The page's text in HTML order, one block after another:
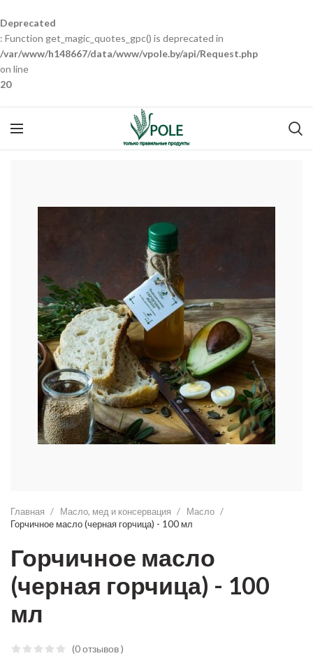
Deprecated
: Function get_magic_quotes_gpc() is deprecated in
/var/www/h148667/data/www/vpole.by/api/Request.php
on line
20
Главная Масло, мед и консервация
Масло
Горчичное масло (черная горчица) - 100 мл
Горчичное масло
(черная горчица) - 100
мл
(0 отзывов )